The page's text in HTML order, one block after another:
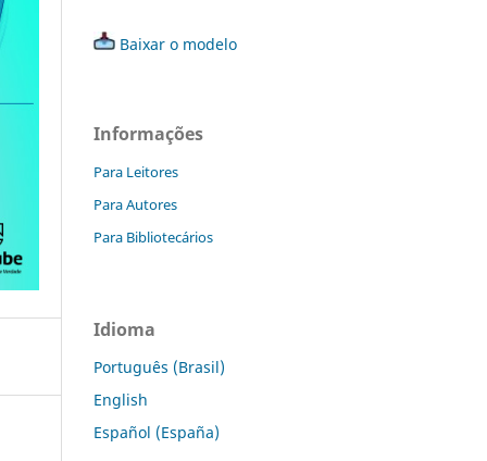
Baixar o modelo
Informações
Para Leitores
Para Autores
Para Bibliotecários
Idioma
Português (Brasil)
English
Español (España)